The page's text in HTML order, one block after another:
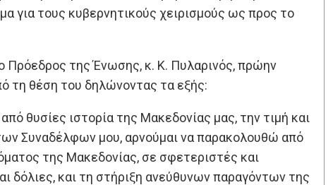
για τους κυβερνητικούς χειρισμούς ως προς το
Πρόεδρος της Ένωσης, κ. Κ. Πυλαρινός, πρώην
τη θέση του δηλώνοντας τα εξής:
θυσίες ιστορία της Μακεδονίας μας, την τιμή και
Συναδέλφων μου, αρνούμαι να παρακολουθώ από
της Μακεδονίας, σε σφετεριστές και
δόλιες, και τη στήριξη ανεύθυνων παραγόντων της